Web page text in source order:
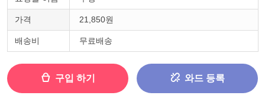
가격 21,850원
배송비 무료배송
구입 하기 와드 등록